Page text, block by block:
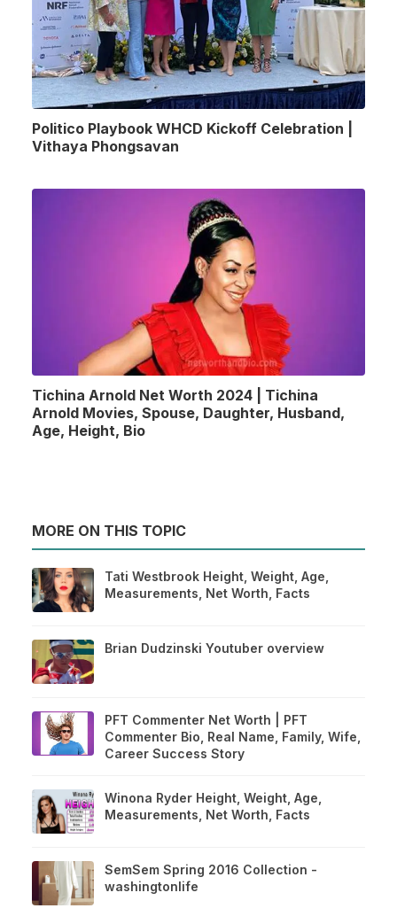
Politico Playbook WHCD Kickoff Celebration |
Vithaya Phongsavan
Tichina Arnold Net Worth 2024 | Tichina
Arnold Movies, Spouse, Daughter, Husband,
Age, Height, Bio
MORE ON THIS TOPIC
Tati Westbrook Height, Weight, Age,
Measurements, Net Worth, Facts
Brian Dudzinski Youtuber overview
PFT Commenter Net Worth | PFT
Commenter Bio, Real Name, Family, Wife,
Career Success Story
Winona Ryder Height, Weight, Age,
Measurements, Net Worth, Facts
SemSem Spring 2016 Collection -
washingtonlife